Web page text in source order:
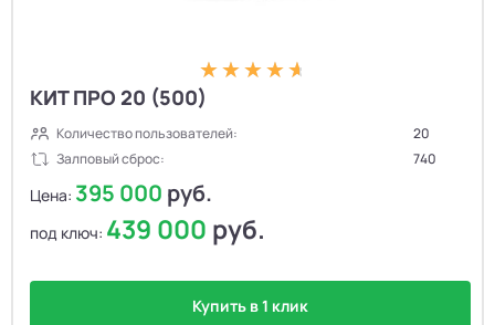
КИТ ПРО 20 (500)
Количество пользователей:
20
Залповый сброс:
740
Цена: 395 000 руб.
под ключ: 439 000 руб.
Купить в 1 клик